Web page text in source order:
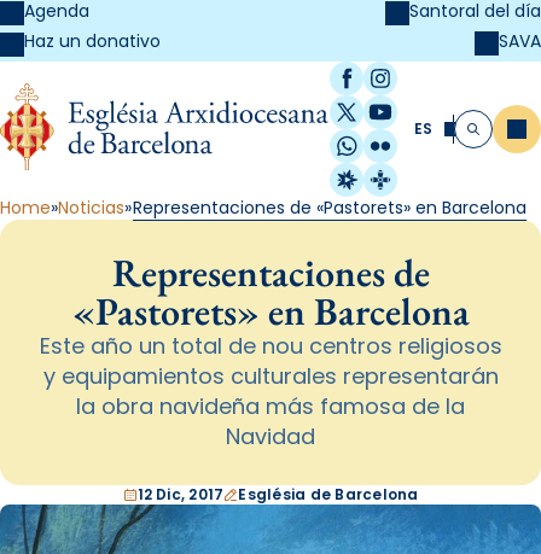
Agenda
Haz un donativo
Santoral del día
SAVA
Facebook
Instagram
X / Twitter
YouTube
WhatsApp
Flickr
Radio Estel
Catalunya
ES Buscar
Home Noticias Representaciones de «Pastorets» en Barcelona
Representaciones de
«Pastorets» en Barcelona
Este año un total de nou centros religiosos
y equipamientos culturales representarán
la obra navideña más famosa de la
Navidad
12 Dic, 2017 Església de Barcelona